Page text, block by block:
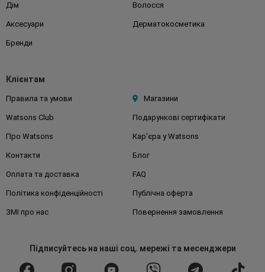
Дім Волосся
Аксесуари Дерматокосметика
Бренди
Клієнтам
Правила та умови Магазини
Watsons Club Подарункові сертифікати
Про Watsons Кар'єра у Watsons
Контакти Блог
Оплата та доставка FAQ
Політика конфіденційності Публічна оферта
ЗМІ про нас Повернення замовлення
Підписуйтесьна наші соц. мережі та месенджери